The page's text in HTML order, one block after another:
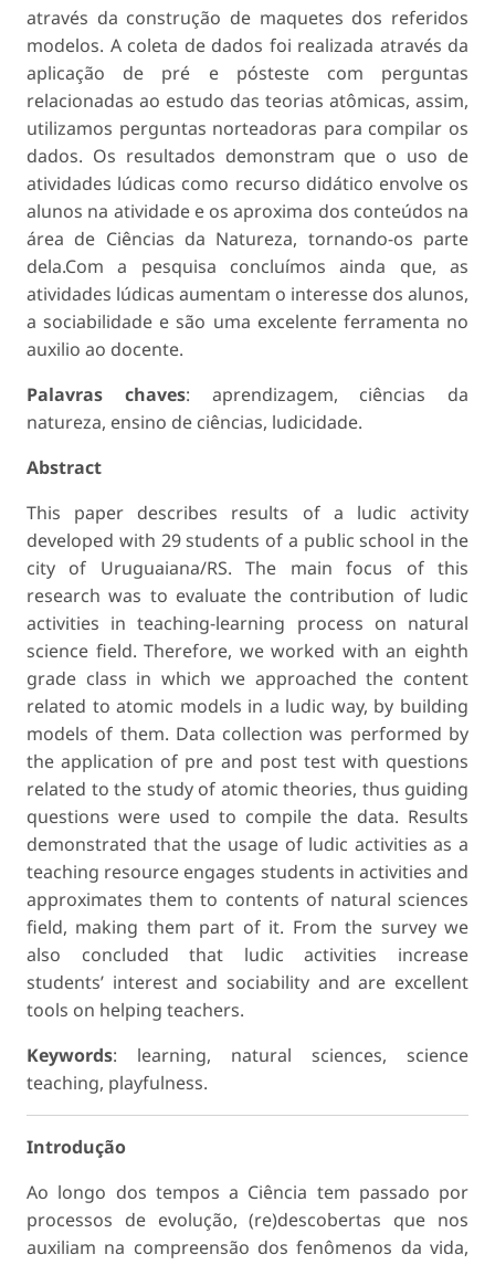
através da construção de maquetes dos referidos
modelos. A coleta de dados foi realizada através da
aplicação de pré e pósteste com perguntas
relacionadas ao estudo das teorias atômicas, assim,
utilizamos perguntas norteadoras para compilar os
dados. Os resultados demonstram que o uso de
atividades lúdicas como recurso didático envolve os
alunos na atividade e os aproxima dos conteúdos na
área de Ciências da Natureza, tornando-os parte
dela.Com a pesquisa concluímos ainda que, as
atividades lúdicas aumentam o interesse dos alunos,
a sociabilidade e são uma excelente ferramenta no
auxilio ao docente.
Palavras chaves: aprendizagem, ciências da
natureza, ensino de ciências, ludicidade.
Abstract
This paper describes results of a ludic activity
developed with 29 students of a public school in the
city of Uruguaiana/RS. The main focus of this
research was to evaluate the contribution of ludic
activities in teaching-learning process on natural
science field. Therefore, we worked with an eighth
grade class in which we approached the content
related to atomic models in a ludic way, by building
models of them. Data collection was performed by
the application of pre and post test with questions
related to the study of atomic theories, thus guiding
questions were used to compile the data. Results
demonstrated that the usage of ludic activities as a
teaching resource engages students in activities and
approximates them to contents of natural sciences
field, making them part of it. From the survey we
also concluded that ludic activities increase
students’ interest and sociability and are excellent
tools on helping teachers.
Keywords: learning, natural sciences, science
teaching, playfulness.
Introdução
Ao longo dos tempos a Ciência tem passado por
processos de evolução, (re)descobertas que nos
auxiliam na compreensão dos fenômenos da vida,